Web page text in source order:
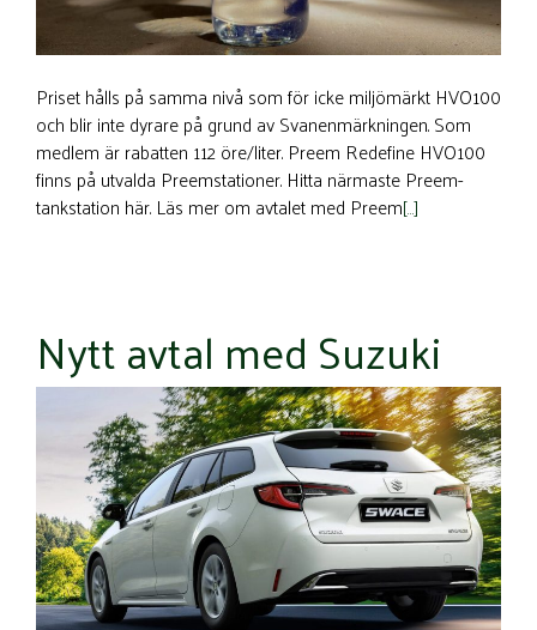
Priset hålls på samma nivå som för icke miljömärkt HVO100
och blir inte dyrare på grund av Svanenmärkningen. Som
medlem är rabatten 112 öre/liter. Preem Redefine HVO100
finns på utvalda Preemstationer. Hitta närmaste Preem-
tankstation här. Läs mer om avtalet med Preem[…]
Nytt avtal med Suzuki